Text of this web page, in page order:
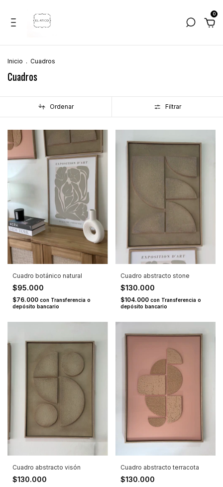
0
Inicio . Cuadros
Cuadros
Ordenar Filtrar
Cuadro botánico natural
$95.000
$76.000 con Transferencia o
depósito bancario
Cuadro abstracto stone
$130.000
$104.000 con Transferencia o
depósito bancario
Cuadro abstracto visón
$130.000
Cuadro abstracto terracota
$130.000